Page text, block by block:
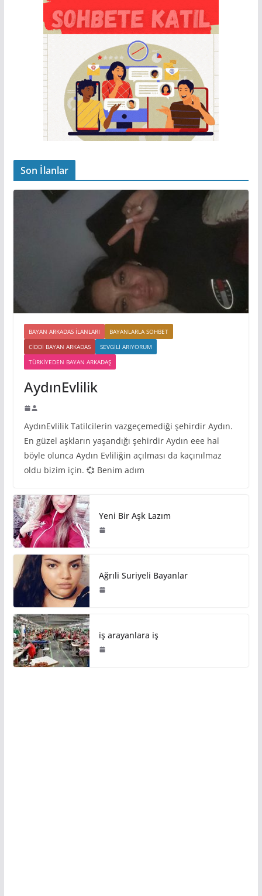
Son İlanlar
BAYAN ARKADAS ILANLARI
BAYANLARLA SOHBET
CIDDI BAYAN ARKADAS
SEVGILI ARIYORUM
TÜRKIYEDEN BAYAN ARKADAŞ
AydınEvlilik
AydınEvlilik Tatilcilerin vazgeçemediği şehirdir Aydın.
En güzel aşkların yaşandığı şehirdir Aydın eee hal
böyle olunca Aydın Evliliğin açılması da kaçınılmaz
oldu bizim için. 💞 Benim adım
Yeni Bir Aşk Lazım
Ağrıli Suriyeli Bayanlar
iş arayanlara iş